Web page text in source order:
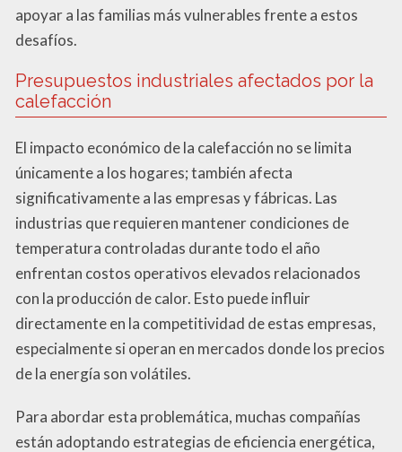
apoyar a las familias más vulnerables frente a estos
desafíos.
Presupuestos industriales afectados por la
calefacción
El impacto económico de la calefacción no se limita
únicamente a los hogares; también afecta
significativamente a las empresas y fábricas. Las
industrias que requieren mantener condiciones de
temperatura controladas durante todo el año
enfrentan costos operativos elevados relacionados
con la producción de calor. Esto puede influir
directamente en la competitividad de estas empresas,
especialmente si operan en mercados donde los precios
de la energía son volátiles.
Para abordar esta problemática, muchas compañías
están adoptando estrategias de eficiencia energética,